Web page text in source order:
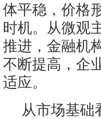
体平稳，价格
时机。从微观
推进，金融机
不断提高，企
适应。
从市场基础